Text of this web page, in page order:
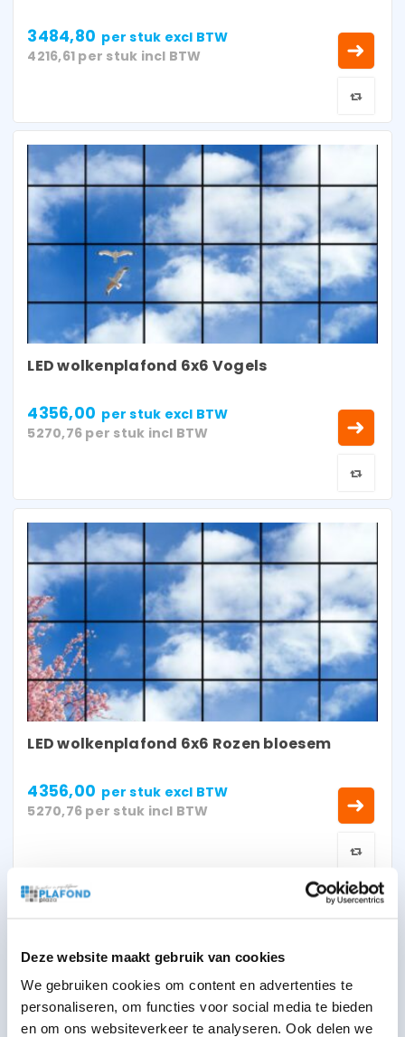
Deze website maakt gebruik van cookies
We gebruiken cookies om content en advertenties te
personaliseren, om functies voor social media te bieden
en om ons websiteverkeer te analyseren. Ook delen we
3484,80 per stuk excl BTW
4216,61 per stuk incl BTW
LED wolkenplafond 6x6 Vogels
4356,00 per stuk excl BTW
5270,76 per stuk incl BTW
LED wolkenplafond 6x6 Rozen bloesem
4356,00 per stuk excl BTW
5270,76 per stuk incl BTW